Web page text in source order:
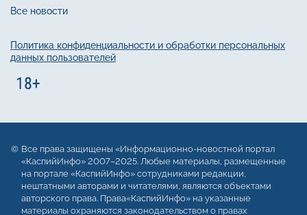
Все новости
Политика конфиденциальности и обработки персональных
данных пользователей
Все права защищены «Информационно-новостной портал
«КаспийИнфо» 2007–2025. Любые материалы, размещенные
на портале «КаспийИнфо» сотрудниками редакции,
нештатными авторами и читателями, являются объектами
авторского права. Права«КаспийИнфо» на указанные
материалы охраняются законодательством о правах